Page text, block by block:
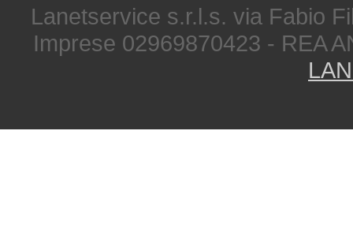
Lanetservice s.r.l.s. via Fabio
Imprese 02969870423 - REA